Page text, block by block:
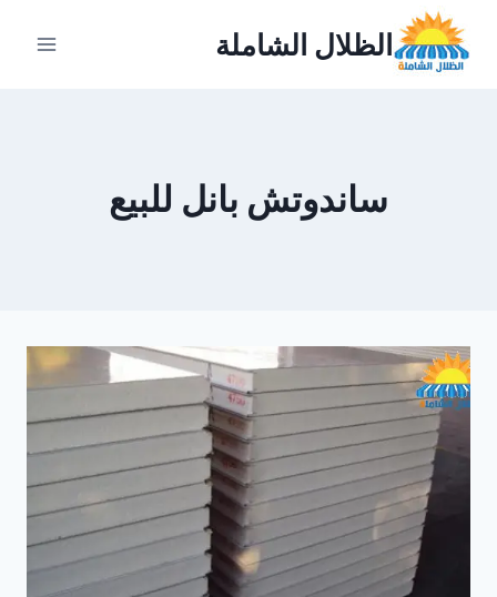
التجاوز
المحتوى
الظلال الشاملة
ساندوتش بانل للبيع